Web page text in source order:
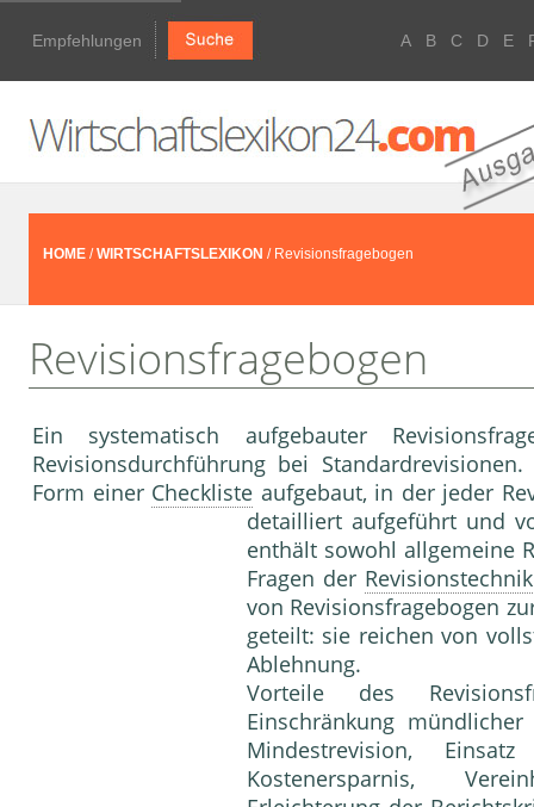
Empfehlungen A B C D E
HOME /WIRTSCHAFTSLEXIKON / Revisionsfragebogen
Revisionsfragebogen
Ein systematisch aufgebauter
Revisionsdurchführung bei
Form einer Checkliste aufgebaut, in der jeder
detailliert aufgeführt und
enthält sowohl allgemeine
Fragen der Revisionstechnik
von Revisionsfragebogen
geteilt: sie reichen von
Ablehnung.
Vorteile des
Einschränkung
Mindestrevision,
Kostenersparnis,